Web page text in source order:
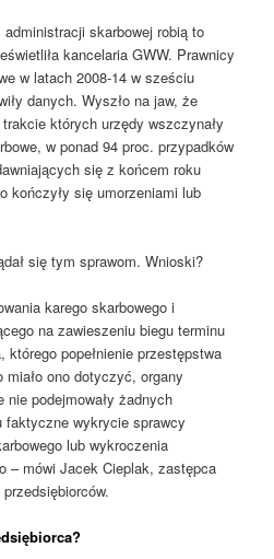
skarbowej robią to
kancelaria GWW. Prawnicy
w latach 2008-14 w sześciu
danych. Wyszło na jaw, że
których urzędy wszczynały
w ponad 94 proc. przypadków
się z końcem roku
kończyły się umorzeniami lub
się tym sprawom. Wnioski?
karego skarbowego i
na zawieszeniu biegu terminu
którego popełnienie przestępstwa
ono dotyczyć, organy
nie podejmowały żadnych
wykrycie sprawcy
lub wykroczenia
– mówi Jacek Cieplak, zastępca